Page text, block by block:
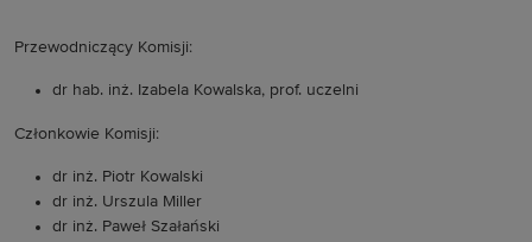
Przewodniczący Komisji:
dr hab. inż. Izabela Kowalska, prof. uczelni
Członkowie Komisji:
dr inż. Piotr Kowalski
dr inż. Urszula Miller
dr inż. Paweł Szałański